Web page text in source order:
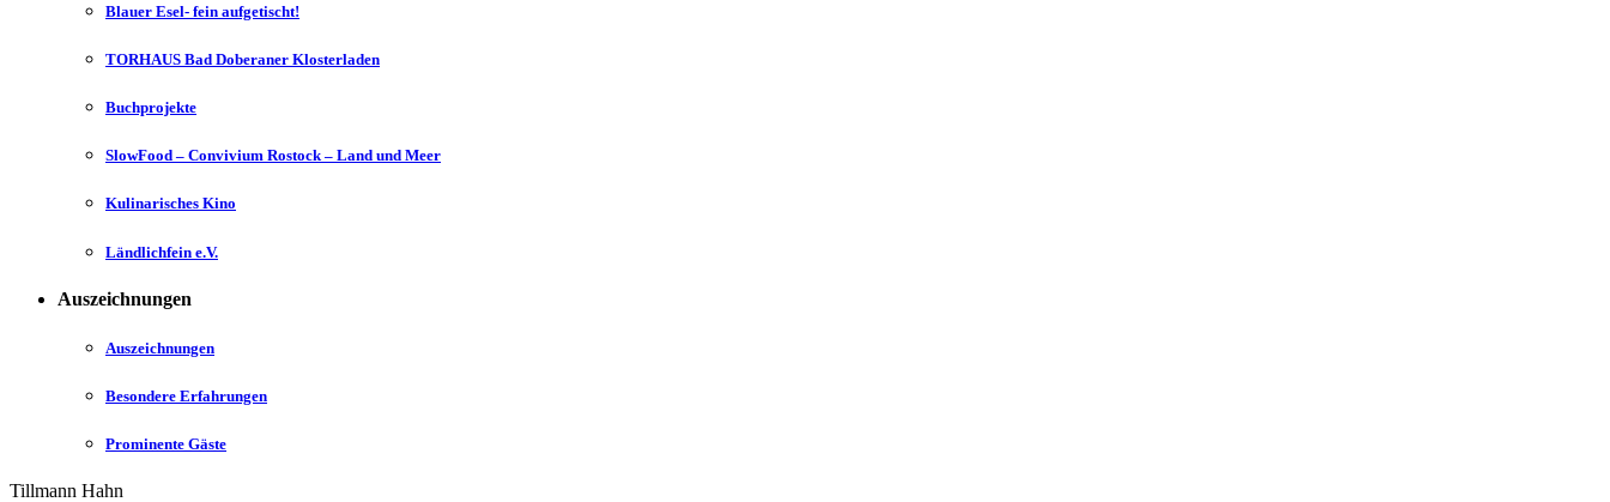
Blauer Esel- fein aufgetischt!
TORHAUS Bad Doberaner Klosterladen
Buchprojekte
SlowFood – Convivium Rostock – Land und Meer
Kulinarisches Kino
Ländlichfein e.V.
Auszeichnungen
Auszeichnungen
Besondere Erfahrungen
Prominente Gäste
Tillmann Hahn